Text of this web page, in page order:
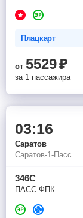
Плацкарт
от 5529₽
за 1 пассажира
03:16
Саратов
Саратов-1-Пасс.
346С
ПАСС ФПК